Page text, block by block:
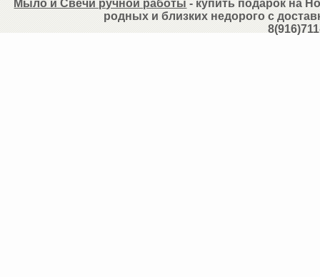
Мыло и Свечи ручной работы - купить подарок на
родных и близких недорого с